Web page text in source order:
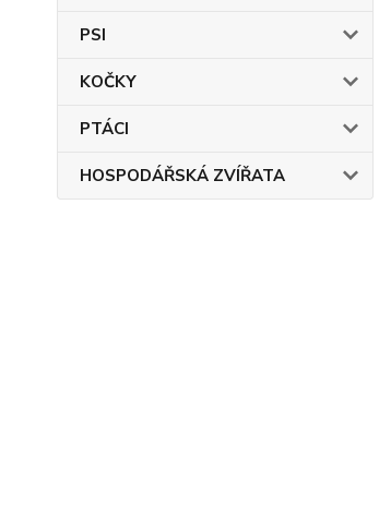
PSI
KOČKY
PTÁCI
HOSPODÁŘSKÁ ZVÍŘATA